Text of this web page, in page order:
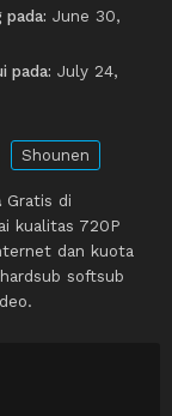
pada: June 30,
pada: July 24,
Shounen
Gratis di
kualitas 720P
dan kuota
softsub